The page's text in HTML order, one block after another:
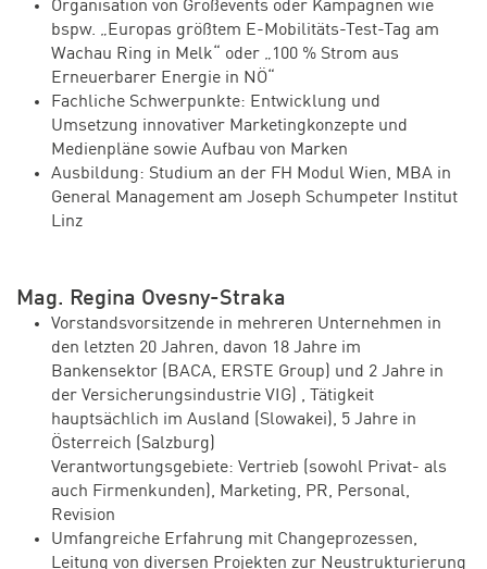
Organisation von Großevents oder Kampagnen wie
bspw. „Europas größtem E-Mobilitäts-Test-Tag am
Wachau Ring in Melk“ oder „100 % Strom aus
Erneuerbarer Energie in NÖ“
Fachliche Schwerpunkte: Entwicklung und
Umsetzung innovativer Marketingkonzepte und
Medienpläne sowie Aufbau von Marken
Ausbildung: Studium an der FH Modul Wien, MBA in
General Management am Joseph Schumpeter Institut
Linz
Mag. Regina Ovesny-Straka
Vorstandsvorsitzende in mehreren Unternehmen in
den letzten 20 Jahren, davon 18 Jahre im
Bankensektor (BACA, ERSTE Group) und 2 Jahre in
der Versicherungsindustrie VIG) , Tätigkeit
hauptsächlich im Ausland (Slowakei), 5 Jahre in
Österreich (Salzburg)
Verantwortungsgebiete: Vertrieb (sowohl Privat- als
auch Firmenkunden), Marketing, PR, Personal,
Revision
Umfangreiche Erfahrung mit Changeprozessen,
Leitung von diversen Projekten zur Neustrukturierung